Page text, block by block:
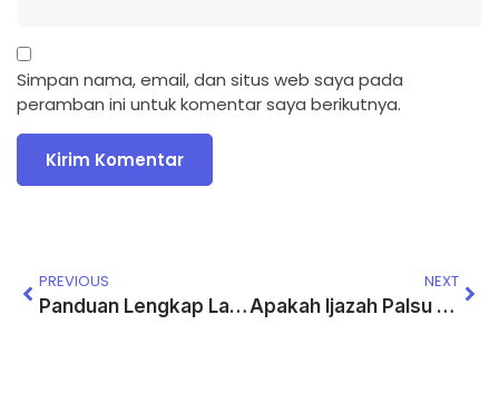
Simpan nama, email, dan situs web saya pada
peramban ini untuk komentar saya berikutnya.
PREVIOUS
Panduan Lengkap Layanan Dokumen Jasa Ijazah
NEXT
Apakah Ijazah Palsu Bisa Diketahui saat Melamar Kerja? Ini Fakta dan Cara Cek Keasliannya